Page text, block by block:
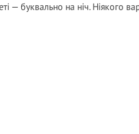
— буквально на ніч. Ніякого